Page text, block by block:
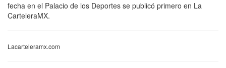
fecha en el Palacio de los Deportes se publicó primero en La
CarteleraMX.
Lacarteleramx.com